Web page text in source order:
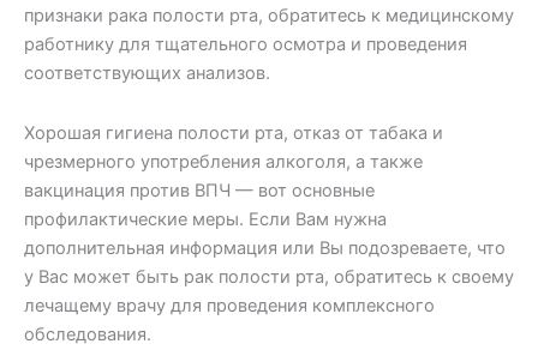
признаки рака полости рта, обратитесь к медицинскому
работнику для тщательного осмотра и проведения
соответствующих анализов.
Хорошая гигиена полости рта, отказ от табака и
чрезмерного употребления алкоголя, а также
вакцинация против ВПЧ — вот основные
профилактические меры. Если Вам нужна
дополнительная информация или Вы подозреваете, что
у Вас может быть рак полости рта, обратитесь к своему
лечащему врачу для проведения комплексного
обследования.